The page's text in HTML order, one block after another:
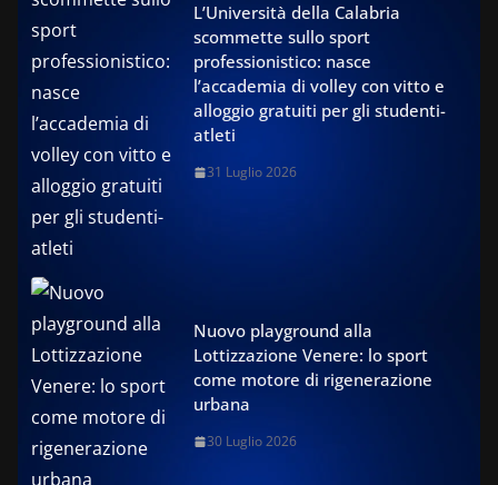
L’Università della Calabria
scommette sullo sport
professionistico: nasce
l’accademia di volley con vitto e
alloggio gratuiti per gli studenti-
atleti
31 Luglio 2026
Nuovo playground alla
Lottizzazione Venere: lo sport
come motore di rigenerazione
urbana
30 Luglio 2026